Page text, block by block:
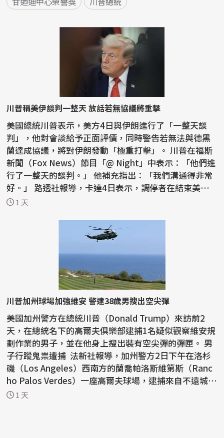
川普稱美伊談判一整天 放話若無協議將重擊
美國總統川普表示，美方4日與伊朗進行了「一整天談
判」，他對會談給予正面評價，同時警告若無法與德黑
蘭達成協議，將對伊朗發動「極重打擊」。 川普在福斯
新聞（Fox News）節目「@ Night」中表示：「他們進
行了一整天的談判。」 他補充指出：「我們溝通得非常
好。」 路透社報導，卡達4日表示，調停者在結束美伊
戰爭的...
1 天
川普加州球場加強維安 警逮38歲男搜出空尖彈
美國加州警方在總統川普（Donald Trump）來訪前2
天，在總統名下的高爾夫俱樂部逮捕1名疑似觀察維安規
劃作業的男子，並在他身上搜出裝有空尖彈的彈匣。 男
子行蹤鬼祟遭捕 法新社報導，加州警方2日下午在洛杉
磯（Los Angeles）西南方的蘭喬帕洛斯維第斯（Ranc
ho Palos Verdes）一座高爾夫球場，逮捕來自不遠城鎮
唐尼...
1 天